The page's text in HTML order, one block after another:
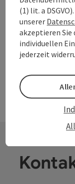
Hotel.
MOMontag
DIMI
(1) lit. a
unserer
akzeptieren Sie
individuellen
jederzeit